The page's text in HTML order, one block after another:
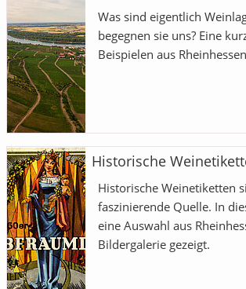
Was sind eigentlich
begegnen sie uns? Eine
Beispielen aus
Historische
Historische Weinetiketten
faszinierende Quelle. In
eine Auswahl aus
Bildergalerie gezeigt.